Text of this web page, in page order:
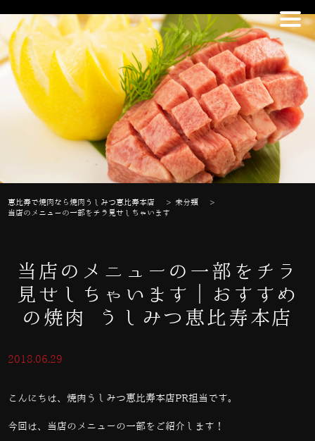
恵比寿で焼肉なら焼肉うしみつ恵比寿本店 >未分類
>
当店のメニューの一部をチラ見せしちゃいます
当店のメニューの一部をチラ
見せしちゃいます｜おすすめ
の焼肉 うしみつ恵比寿本店
2018.06.29
こんにちは、焼肉うしみつ恵比寿本店PR担当です。
今回は、当店のメニューの一部をご紹介します！